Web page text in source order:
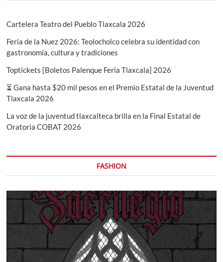
Cartelera Teatro del Pueblo Tlaxcala 2026
Feria de la Nuez 2026: Teolocholco celebra su identidad con
gastronomía, cultura y tradiciones
Toptickets [Boletos Palenque Feria Tlaxcala] 2026
⏳ Gana hasta $20 mil pesos en el Premio Estatal de la Juventud
Tlaxcala 2026
La voz de la juventud tlaxcalteca brilla en la Final Estatal de
Oratoria COBAT 2026
FASHION